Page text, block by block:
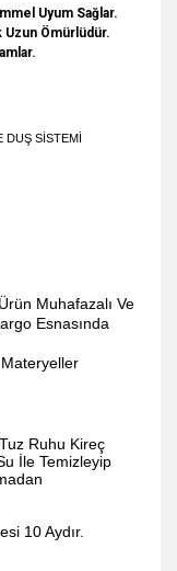
Uyum Sağlar.
Uzun Ömürlüdür.
DUŞ SİSTEMİ
Muhafazalı Ve
Esnasında
Ruhu Kireç
İle Temizleyip
10 Aydır.